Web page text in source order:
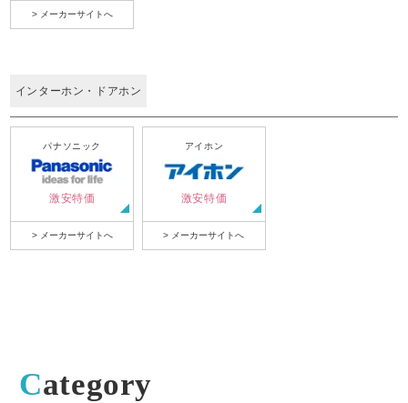
> メーカーサイトへ
インターホン・ドアホン
パナソニック
激安特価
> メーカーサイトへ
アイホン
激安特価
> メーカーサイトへ
Category